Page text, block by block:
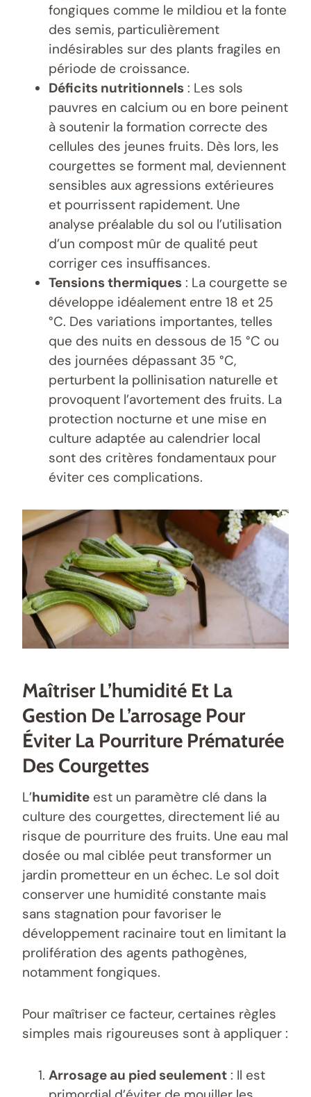
fongiques comme le mildiou et la fonte
des semis, particulièrement
indésirables sur des plants fragiles en
période de croissance.
Déficits nutritionnels : Les sols
pauvres en calcium ou en bore peinent
à soutenir la formation correcte des
cellules des jeunes fruits. Dès lors, les
courgettes se forment mal, deviennent
sensibles aux agressions extérieures
et pourrissent rapidement. Une
analyse préalable du sol ou l’utilisation
d’un compost mûr de qualité peut
corriger ces insuffisances.
Tensions thermiques : La courgette se
développe idéalement entre 18 et 25
°C. Des variations importantes, telles
que des nuits en dessous de 15 °C ou
des journées dépassant 35 °C,
perturbent la pollinisation naturelle et
provoquent l’avortement des fruits. La
protection nocturne et une mise en
culture adaptée au calendrier local
sont des critères fondamentaux pour
éviter ces complications.
Maîtriser L’humidité Et La
Gestion De L’arrosage Pour
Éviter La Pourriture Prématurée
Des Courgettes
L’humidite est un paramètre clé dans la
culture des courgettes, directement lié au
risque de pourriture des fruits. Une eau mal
dosée ou mal ciblée peut transformer un
jardin prometteur en un échec. Le sol doit
conserver une humidité constante mais
sans stagnation pour favoriser le
développement racinaire tout en limitant la
prolifération des agents pathogènes,
notamment fongiques.
Pour maîtriser ce facteur, certaines règles
simples mais rigoureuses sont à appliquer :
Arrosage au pied seulement : Il est